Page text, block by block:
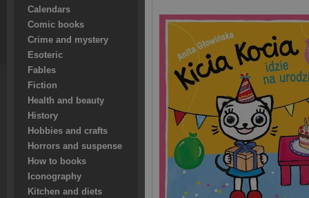
Calendars
Comic books
Crime and mystery
Esoteric
Fables
Fiction
Health and beauty
History
Hobbies and crafts
Horrors and suspense
How to books
Iconography
Kitchen and diets